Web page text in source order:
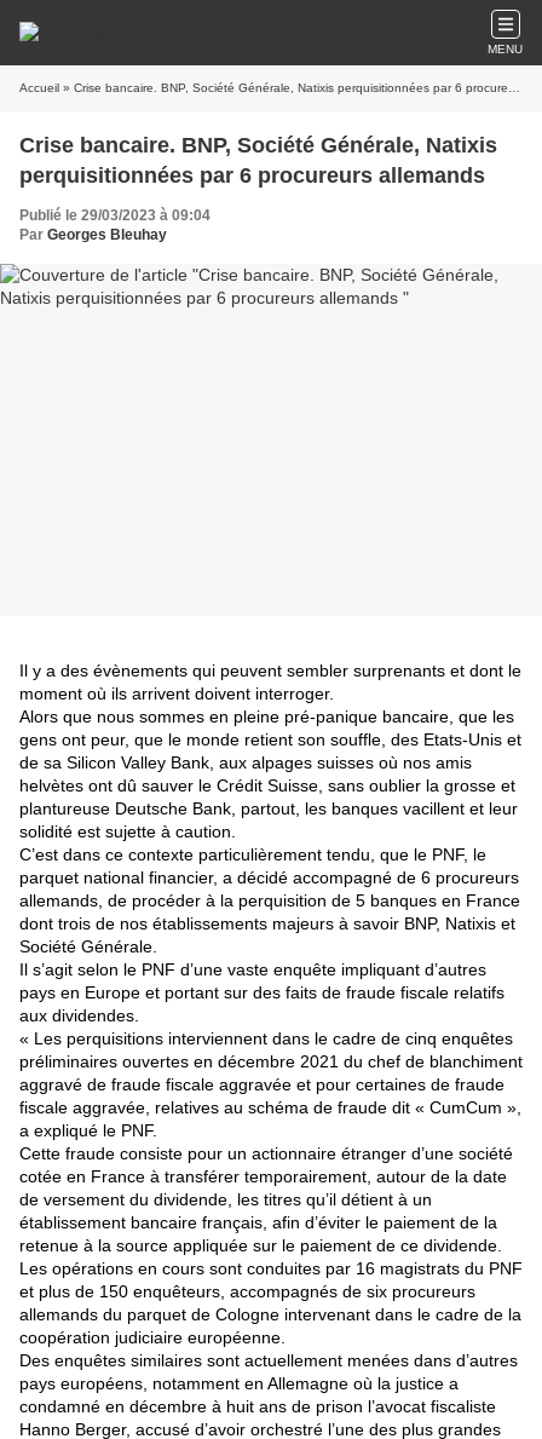
MENU
Accueil » Crise bancaire. BNP, Société Générale, Natixis perquisitionnées par 6 procureurs allemands
Crise bancaire. BNP, Société Générale, Natixis
perquisitionnées par 6 procureurs allemands
Publié le 29/03/2023 à 09:04
Par Georges Bleuhay
Il y a des évènements qui peuvent sembler surprenants et dont le
moment où ils arrivent doivent interroger.
Alors que nous sommes en pleine pré-panique bancaire, que les
gens ont peur, que le monde retient son souffle, des Etats-Unis et
de sa Silicon Valley Bank, aux alpages suisses où nos amis
helvètes ont dû sauver le Crédit Suisse, sans oublier la grosse et
plantureuse Deutsche Bank, partout, les banques vacillent et leur
solidité est sujette à caution.
C’est dans ce contexte particulièrement tendu, que le PNF, le
parquet national financier, a décidé accompagné de 6 procureurs
allemands, de procéder à la perquisition de 5 banques en France
dont trois de nos établissements majeurs à savoir BNP, Natixis et
Société Générale.
Il s’agit selon le PNF d’une vaste enquête impliquant d’autres
pays en Europe et portant sur des faits de fraude fiscale relatifs
aux dividendes.
« Les perquisitions interviennent dans le cadre de cinq enquêtes
préliminaires ouvertes en décembre 2021 du chef de blanchiment
aggravé de fraude fiscale aggravée et pour certaines de fraude
fiscale aggravée, relatives au schéma de fraude dit « CumCum »,
a expliqué le PNF.
Cette fraude consiste pour un actionnaire étranger d’une société
cotée en France à transférer temporairement, autour de la date
de versement du dividende, les titres qu’il détient à un
établissement bancaire français, afin d’éviter le paiement de la
retenue à la source appliquée sur le paiement de ce dividende.
Les opérations en cours sont conduites par 16 magistrats du PNF
et plus de 150 enquêteurs, accompagnés de six procureurs
allemands du parquet de Cologne intervenant dans le cadre de la
coopération judiciaire européenne.
Des enquêtes similaires sont actuellement menées dans d’autres
pays européens, notamment en Allemagne où la justice a
condamné en décembre à huit ans de prison l’avocat fiscaliste
Hanno Berger, accusé d’avoir orchestré l’une des plus grandes